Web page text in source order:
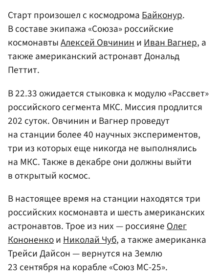
Старт произошел с космодромаБайконур.
В составе экипажа «Союза» российские
космонавтыАлексей ОвчининиИван Вагнер, а
также американский астронавт Дональд
Петтит.
В 22.33 ожидается стыковка к модулю «Рассвет»
российского сегмента МКС. Миссия продлится
202 суток. Овчинин и Вагнер проведут
на станции более 40 научных экспериментов,
три из которых еще никогда не выполнялись
на МКС. Также в декабре они должны выйти
в открытый космос.
В настоящее время на станции находятся три
российских космонавта и шесть американских
астронавтов. Трое из них — россиянеОлег
КононенкоиНиколай Чуб, а также американка
Трейси Дайсон — вернутся на Землю
23 сентября на корабле «Союз МС-25».